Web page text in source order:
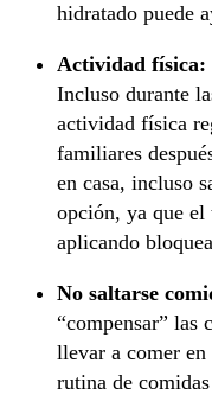
hidratado puede
Actividad física:
Incluso durante
actividad física
familiares
en casa, incluso
opción, ya que
aplicando
No saltarse
“compensar” las
llevar a comer en
rutina de